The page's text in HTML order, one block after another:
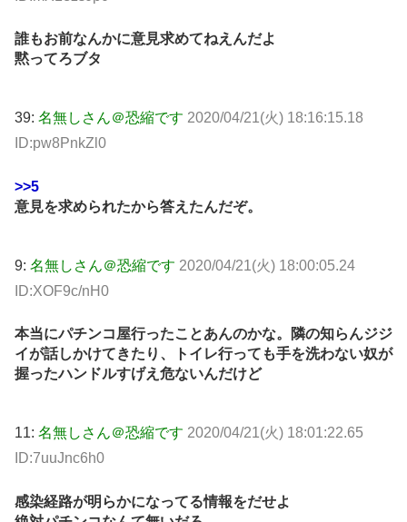
誰もお前なんかに意見求めてねえんだよ
黙ってろブタ
39: 名無しさん＠恐縮です 2020/04/21(火) 18:16:15.18
ID:pw8PnkZl0
>>5
意見を求められたから答えたんだぞ。
9: 名無しさん＠恐縮です 2020/04/21(火) 18:00:05.24
ID:XOF9c/nH0
本当にパチンコ屋行ったことあんのかな。隣の知らんジジ
イが話しかけてきたり、トイレ行っても手を洗わない奴が
握ったハンドルすげえ危ないんだけど
11: 名無しさん＠恐縮です 2020/04/21(火) 18:01:22.65
ID:7uuJnc6h0
感染経路が明らかになってる情報をだせよ